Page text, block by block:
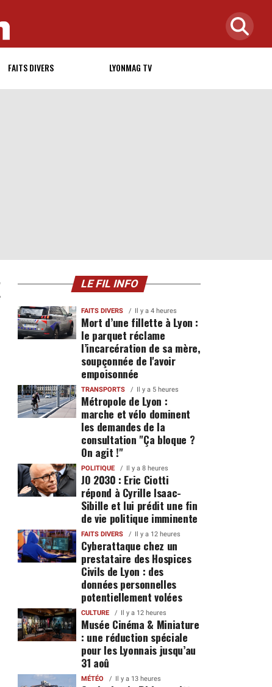
FAITS DIVERS LYONMAG TV
LE FIL INFO
FAITS DIVERS Il y a 4 heures
Mort d’une fillette à Lyon :
le parquet réclame
l’incarcération de sa mère,
soupçonnée de l'avoir
empoisonnée
TRANSPORTS Il y a 5 heures
Métropole de Lyon :
marche et vélo dominent
les demandes de la
consultation "Ça bloque ?
On agit !"
POLITIQUE Il y a 8 heures
JO 2030 : Eric Ciotti
répond à Cyrille Isaac-
Sibille et lui prédit une fin
de vie politique imminente
FAITS DIVERS Il y a 12 heures
Cyberattaque chez un
prestataire des Hospices
Civils de Lyon : des
données personnelles
potentiellement volées
CULTURE Il y a 12 heures
Musée Cinéma & Miniature
: une réduction spéciale
pour les Lyonnais jusqu’au
31 aoû
MÉTÉO Il y a 13 heures